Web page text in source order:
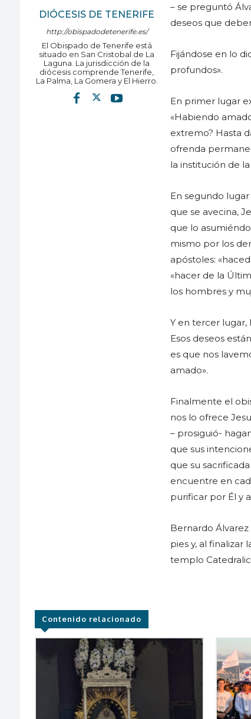
DIÓCESIS DE TENERIFE
http://obispadodetenerife.es/
El Obispado de Tenerife está
situado en San Cristobal de La
Laguna. La jurisdicción de la
diócesis comprende Tenerife,
La Palma, La Gomera y El Hierro.
– se preguntó
deseos que
Fijándose en lo
profundos».
En primer lugar
«Habiendo
extremo? Hasta
ofrenda
la institución de la
En segundo
que se avecina,
que lo
mismo por los
apóstoles:
«hacer de la
los hombres y
Y en tercer lugar,
Esos deseos
es que nos
amado».
Finalmente el
nos lo ofrece
– prosiguió-
que sus
que su
encuentre en
purificar por Él y
Bernardo
pies y, al finalizar
templo
Contenido relacionado